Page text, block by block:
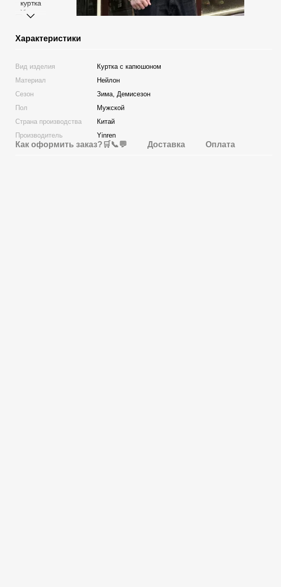
Характеристики
Вид изделия
Куртка с капюшоном
Материал
Нейлон
Сезон
Зима, Демисезон
Пол
Мужской
Страна производства
Китай
Производитель
Yinren
Как оформить заказ?🛒📞💬 Доставка Оплата